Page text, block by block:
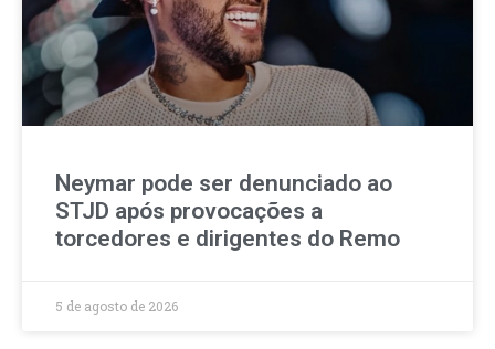
Neymar pode ser denunciado ao
STJD após provocações a
torcedores e dirigentes do Remo
5 de agosto de 2026